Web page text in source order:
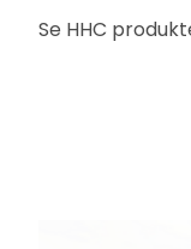
Se HHC